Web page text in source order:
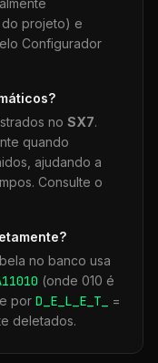
do projeto) e
Configurador
no SX7.
quando
ajudando a
Consulte o
no banco usa
010 (onde 010 é
por D_E_L_E_T_
=
deletados.